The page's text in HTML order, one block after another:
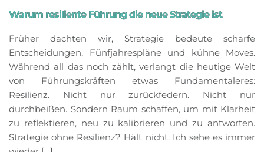
Warum resiliente Führung die neue Strategie ist
Früher dachten wir, Strategie bedeute scharfe
Entscheidungen, Fünfjahrespläne und kühne Moves.
Während all das noch zählt, verlangt die heutige Welt
von Führungskräften etwas Fundamentaleres:
Resilienz. Nicht nur zurückfedern. Nicht nur
durchbeißen. Sondern Raum schaffen, um mit Klarheit
zu reflektieren, neu zu kalibrieren und zu antworten.
Strategie ohne Resilienz? Hält nicht. Ich sehe es immer